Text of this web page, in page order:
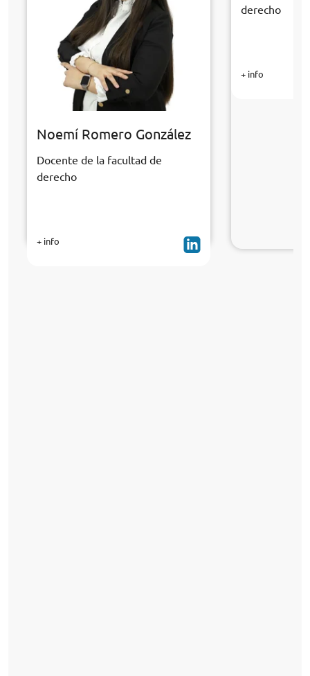
Noemí Romero González
Docente de la facultad de
derecho
+ info
derecho
+ info